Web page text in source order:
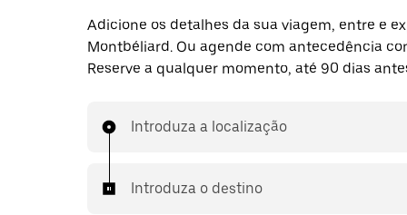
Adicione os detalhes da sua viagem, entre e
Montbéliard. Ou agende com antecedência
Reserve a qualquer momento, até 90 dias
Introduza a localização
Introduza o destino